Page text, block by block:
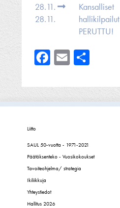
28.11.
28.11.
Kansalliset
hallikilpailut
PERUTTU!
Facebook
Email
Liitto
SAUL 50-vuotta - 1971-2021
Päätöksenteko - Vuosikokoukset
Tavoiteohjelma/ strategia
Ikiliikkuja
Yhteystiedot
Hallitus 2026